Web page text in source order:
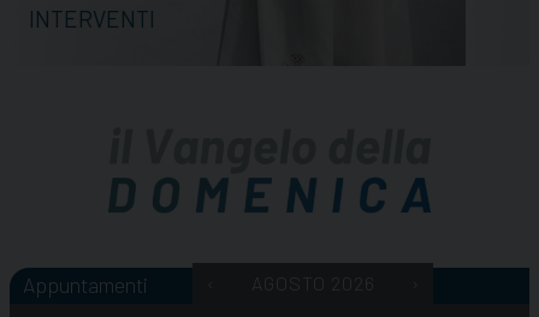
INTERVENTI
Appuntamenti AGOSTO 2026